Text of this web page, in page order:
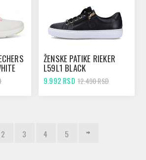
ŽENSKE PATIKE RIEKER
L59L1 BLACK
9.992 RSD 12.490 RSD
2 3 4 5